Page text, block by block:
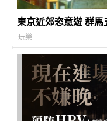
東京近郊恣意遊 群
玩樂